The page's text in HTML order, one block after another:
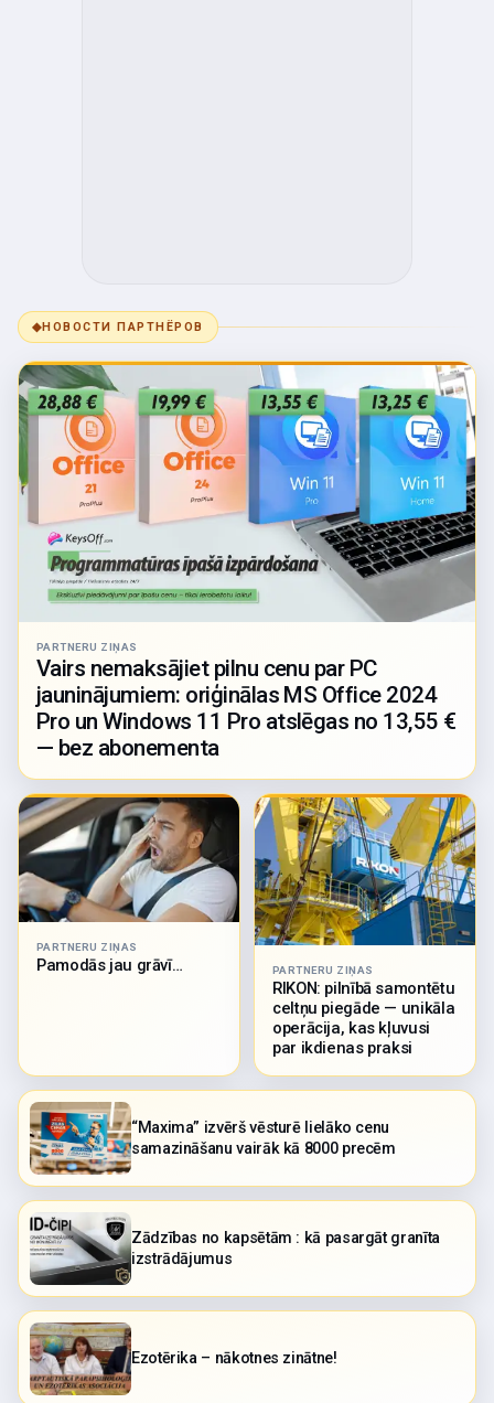
◆НОВОСТИ ПАРТНЁРОВ
PARTNERU ZIŅAS
Vairs nemaksājiet pilnu cenu par PC
jauninājumiem: oriģinālas MS Office 2024
Pro un Windows 11 Pro atslēgas no 13,55 €
— bez abonementa
PARTNERU ZIŅAS
Pamodās jau grāvī… PARTNERU ZIŅAS
RIKON: pilnībā samontētu
celtņu piegāde — unikāla
operācija, kas kļuvusi
par ikdienas praksi
“Maxima” izvērš vēsturē lielāko cenu
samazināšanu vairāk kā 8000 precēm
Zādzības no kapsētām : kā pasargāt granīta
izstrādājumus
Ezotērika – nākotnes zinātne!